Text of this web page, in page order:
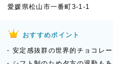
愛媛県松山市一番町3-1-1
おすすめポイント
安定感抜群の世界的チョコレ